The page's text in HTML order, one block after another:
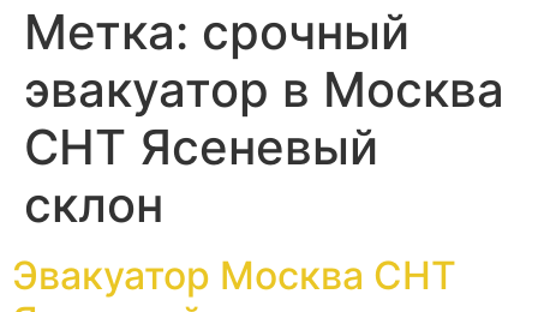
Метка: срочный
эвакуатор в Москва
СНТ Ясеневый
склон
Эвакуатор Москва СНТ